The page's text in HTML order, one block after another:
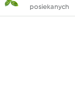
posiekanych